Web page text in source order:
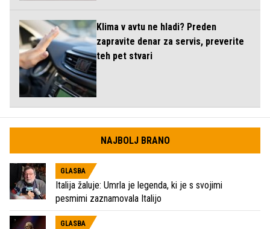
Klima v avtu ne hladi? Preden
zapravite denar za servis, preverite
teh pet stvari
NAJBOLJ BRANO
GLASBA
Italija žaluje: Umrla je legenda, ki je s svojimi
pesmimi zaznamovala Italijo
GLASBA